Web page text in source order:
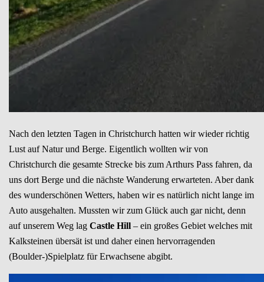
Nach den letzten Tagen in Christchurch hatten wir wieder richtig
Lust auf Natur und Berge. Eigentlich wollten wir von
Christchurch die gesamte Strecke bis zum Arthurs Pass fahren, da
uns dort Berge und die nächste Wanderung erwarteten. Aber dank
des wunderschönen Wetters, haben wir es natürlich nicht lange im
Auto ausgehalten. Mussten wir zum Glück auch gar nicht, denn
auf unserem Weg lag Castle Hill – ein großes Gebiet welches mit
Kalksteinen übersät ist und daher einen hervorragenden
(Boulder-)Spielplatz für Erwachsene abgibt.